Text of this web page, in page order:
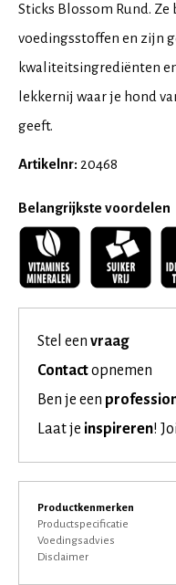
Sticks Blossom Rund.
voedingsstoffen en zijn
kwaliteitsingrediënten
lekkernij waar je hond
geeft.
Artikelnr: 20468
Belangrijkste voordelen
Stel een vraag
Contactopnemen
Ben je een
Laat je inspireren!
Productkenmerken
Productspecificatie
Voedingsadvies
Disclaimer